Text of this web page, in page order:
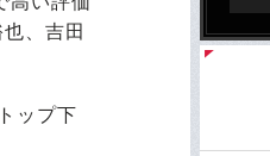
、吉田
ップ下